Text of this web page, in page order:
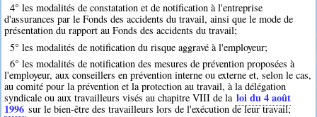
4° les modalités de constatation et de notification à l'entreprise
d'assurances par le Fonds des accidents du travail, ainsi que le mode de
présentation du rapport au Fonds des accidents du travail;
5° les modalités de notification du risque aggravé à l'employeur;
6° les modalités de notification des mesures de prévention proposées à
l'employeur, aux conseillers en prévention interne ou externe et, selon le cas,
au comité pour la prévention et la protection au travail, à la délégation
syndicale ou aux travailleurs visés au chapitre VIII de la loi du 4 août
1996 sur le bien-être des travailleurs lors de l'exécution de leur travail;